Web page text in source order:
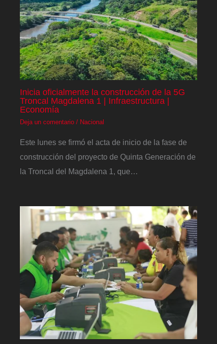
Inicia oficialmente la construcción de la 5G
Troncal Magdalena 1 | Infraestructura |
Economía
Deja un comentario / Nacional
Este lunes se firmó el acta de inicio de la fase de
construcción del proyecto de Quinta Generación de
la Troncal del Magdalena 1, que…